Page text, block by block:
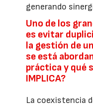
generando
Uno de los
es evitar
la gestión de
se está
práctica y qué
IMPLICA?
La coexistencia